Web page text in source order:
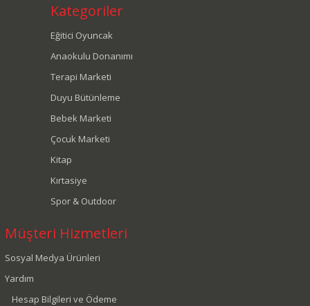
Kategoriler
Eğitici Oyuncak
Anaokulu Donanımı
Terapi Marketi
Duyu Bütünleme
Bebek Marketi
Çocuk Marketi
Kitap
Kırtasiye
Spor & Outdoor
Müşteri Hizmetleri
Sosyal Medya Ürünleri
Yardım
Hesap Bilgileri ve Ödeme